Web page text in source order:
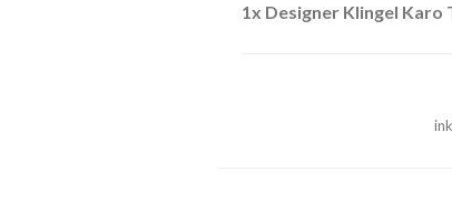
1x Designer Klingel Karo